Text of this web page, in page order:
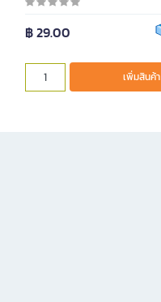
฿ 29.00
เพิ่มสินค้า